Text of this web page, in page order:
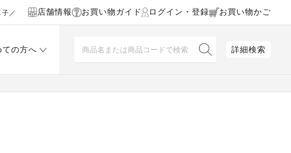
／ 店舗情報 お買い物ガイド ログイン・登録 お買い物かご
ての方へ 詳細検索